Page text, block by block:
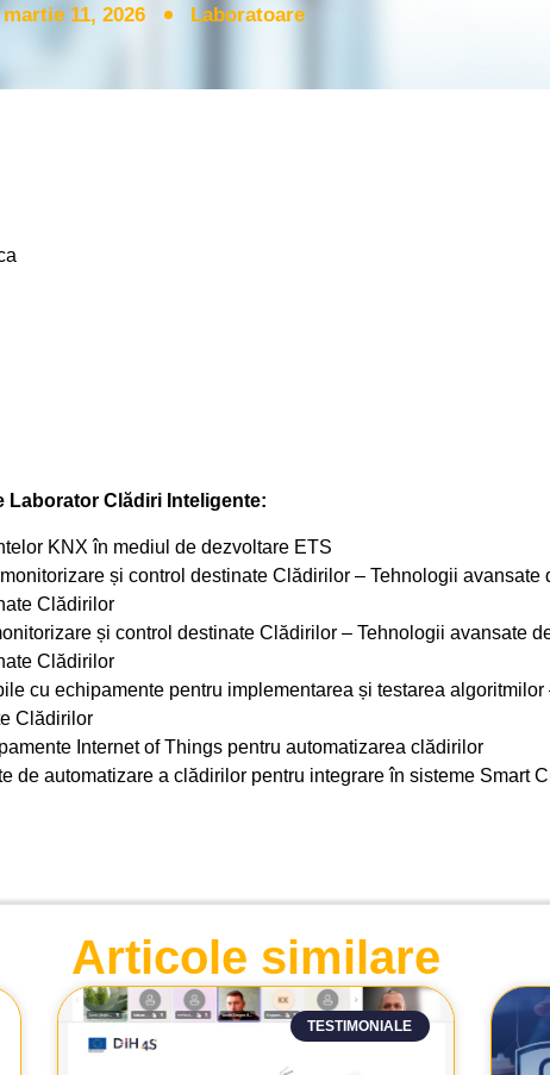
martie 11, 2026 Laboratoare
Laborator Clădiri Inteligente:
KNX în mediul de dezvoltare ETS
și control destinate Clădirilor – Tehnologii avansate
Clădirilor
și control destinate Clădirilor – Tehnologii avansate
Clădirilor
cu echipamente pentru implementarea și testarea
Clădirilor
Internet of Things pentru automatizarea clădirilor
de automatizare a clădirilor pentru integrare în sisteme Smart
Articole similare
TESTIMONIALE